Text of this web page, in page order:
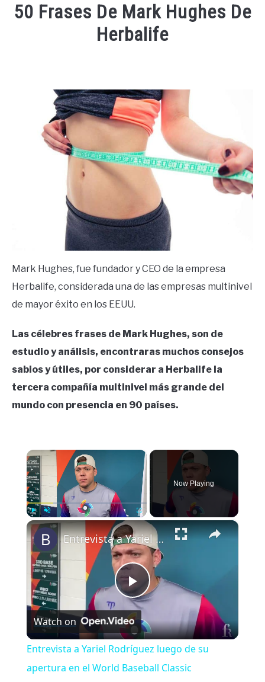
50 Frases De Mark Hughes De
Herbalife
Mark Hughes, fue fundador y CEO de la empresa
Herbalife, considerada una de las empresas multinivel
de mayor éxito en los EEUU.
Las célebres frases de Mark Hughes, son de
estudio y análisis, encontraras muchos consejos
sabios y útiles, por considerar a Herbalife la
tercera compañía multinivel más grande del
mundo con presencia en 90 países.
×
Play Unmute Fullscreen
Now Playing
×
Play
Video
Entrevista a Yariel Rodríguez luego de su apertura en el World Baseball Classic
Watch on
Entrevista a Yariel Rodríguez luego de su
apertura en el World Baseball Classic